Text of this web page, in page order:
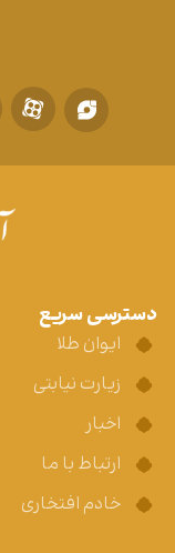
دسترسی سریع
ایوان طلا
زیارت نیابتی
اخبار
ارتباط با ما
خادم افتخاری